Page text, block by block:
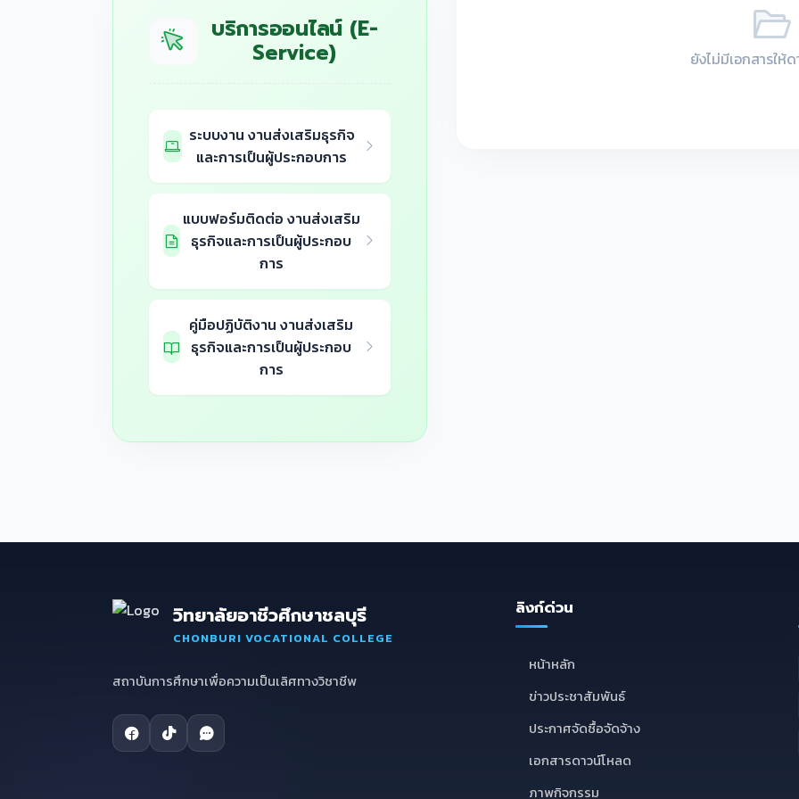
บริการออนไลน์ (E-
Service)
ระบบงาน งานส่งเสริมธุรกิจ
และการเป็นผู้ประกอบการ
แบบฟอร์มติดต่อ งานส่งเสริม
ธุรกิจและการเป็นผู้ประกอบ
การ
คู่มือปฏิบัติงาน งานส่งเสริม
ธุรกิจและการเป็นผู้ประกอบ
การ
ยังไม่มีเอกสารให้
วิทยาลัยอาชีวศึกษาชลบุรี
CHONBURI VOCATIONAL COLLEGE
สถาบันการศึกษาเพื่อความเป็นเลิศทางวิชาชีพ
ลิงก์ด่วน
หน้าหลัก
ข่าวประชาสัมพันธ์
ประกาศจัดซื้อจัดจ้าง
เอกสารดาวน์โหลด
ภาพกิจกรรม